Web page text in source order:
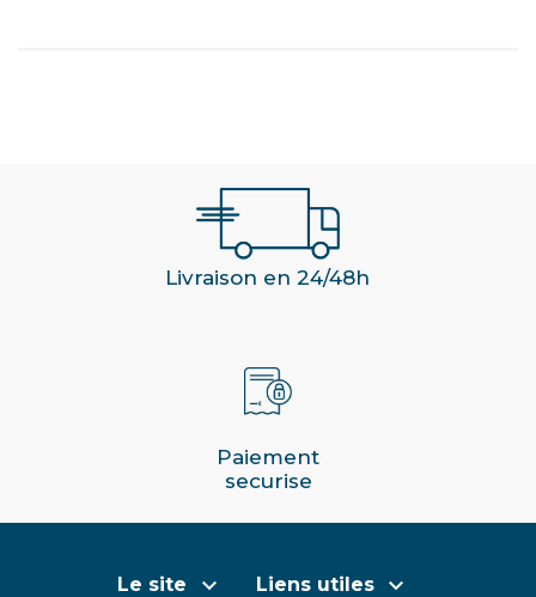
Livraison en 24/48h
Paiement
securise
Le site  Liens utiles 